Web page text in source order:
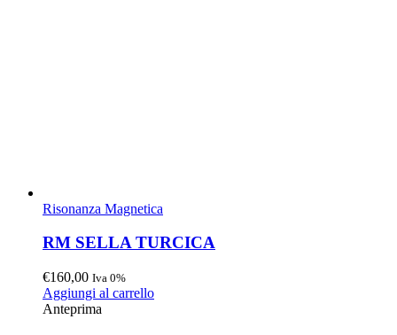
Risonanza Magnetica
RM SELLA TURCICA
€160,00 Iva 0%
Aggiungi al carrello
Anteprima